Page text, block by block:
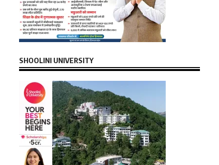
SHOOLINI UNIVERSITY